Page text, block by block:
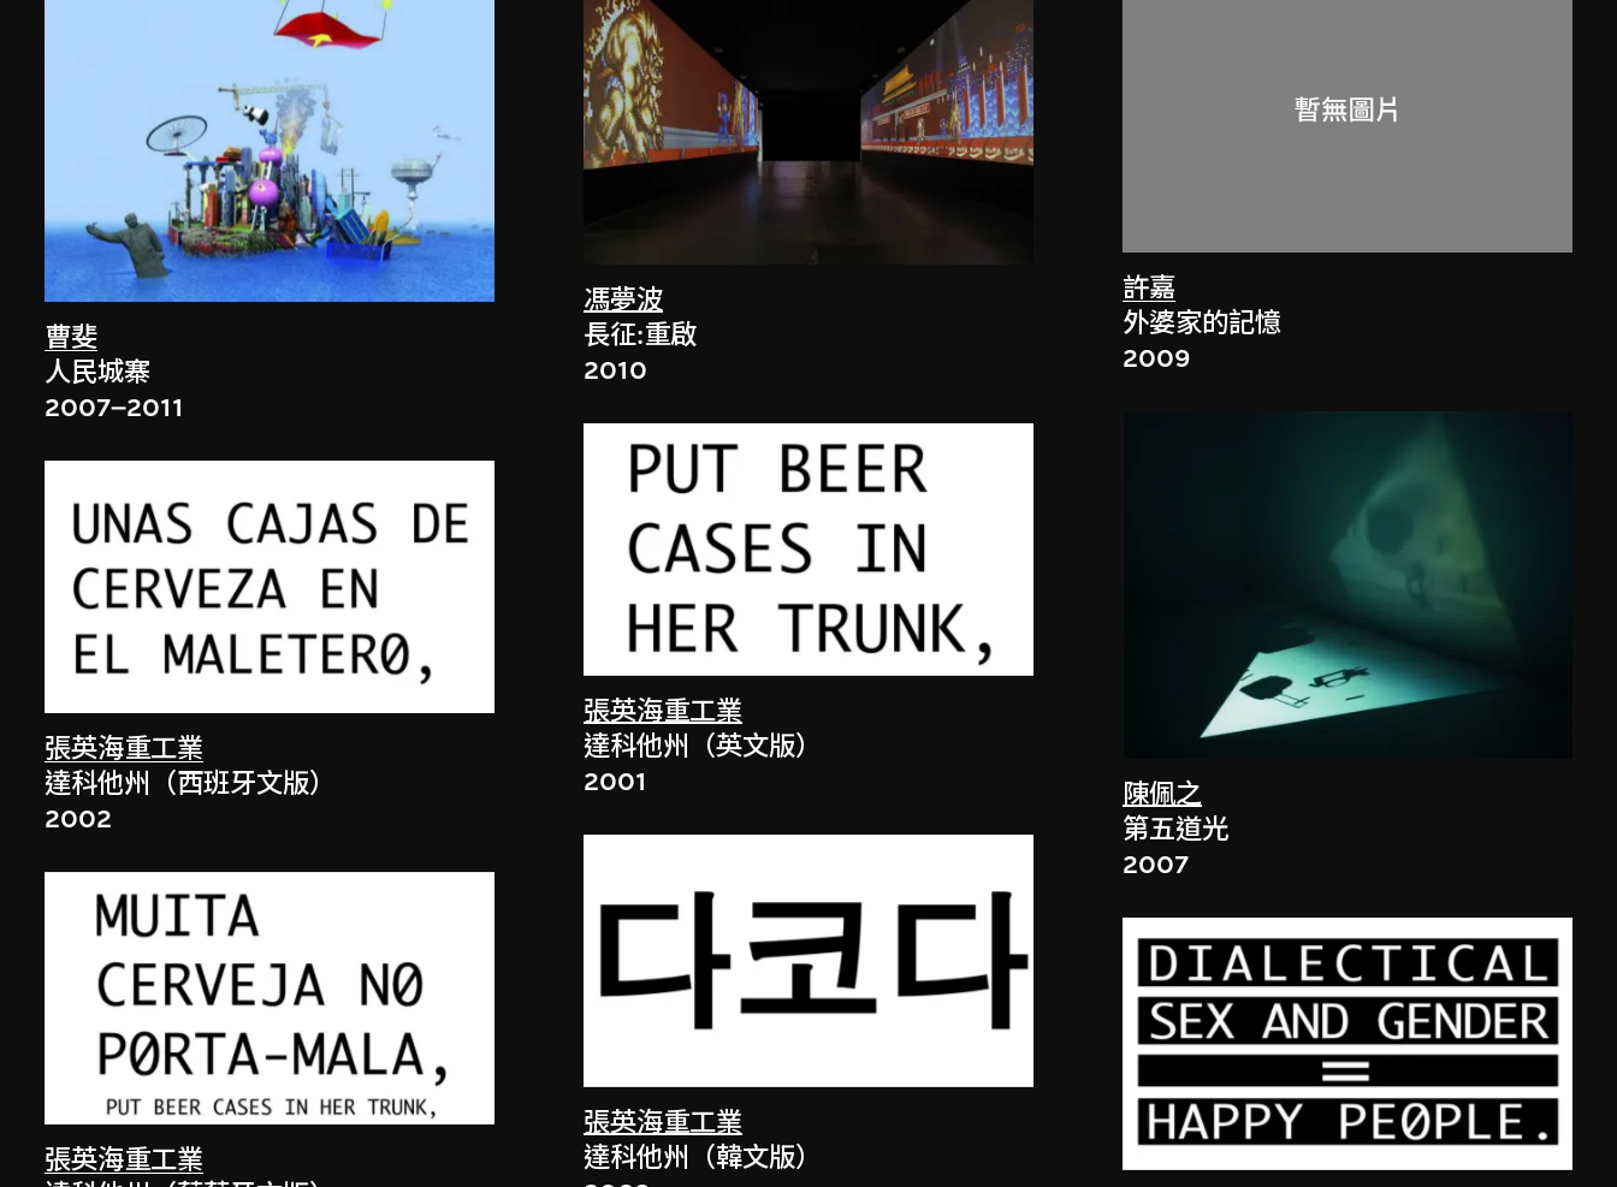
曹斐
人民城寨
2007–2011
張英海重工業
達科他州（西班牙文版）
2002
張英海重工業
馮夢波
長征:重啟
2010
張英海重工業
達科他州（英文版）
2001
張英海重工業
達科他州（韓文版）
許嘉
外婆家的記憶
2009
陳佩之
第五道光
2007